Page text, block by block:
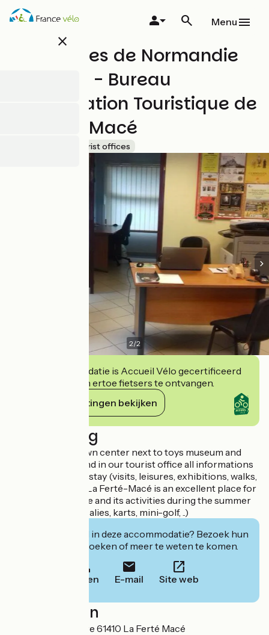
Overslaan
en
close
Menu
Montagnes de Normandie
Tourisme - Bureau
d'Information Touristique de
La Ferté-Macé
Tourist offices
2/2
Deze accommodatie is Accueil Vélo gecertificeerd
en verbindt zich ertoe fietsers te ontvangen.
Haar verplichtingen bekijken
Beschrijving
Situated in the town center next to toys museum and
church, you will find in our tourist office all informations
you need for your stay (visits, leisures, exhibitions, walks,
accomodations..) La Ferté-Macé is an excellent place for
family with the lake and its activities during the summer
(canoe, beach, rosalies, karts, mini-golf, ..)
Geïnteresseerd in deze accommodatie? Bezoek hun
website om te boeken of meer te weten te komen.
Bellen E-mail Site web
Localisation
11, rue de la Victoire 61410 La Ferté Macé